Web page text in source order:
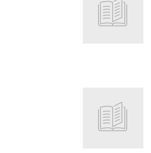
Root
Root